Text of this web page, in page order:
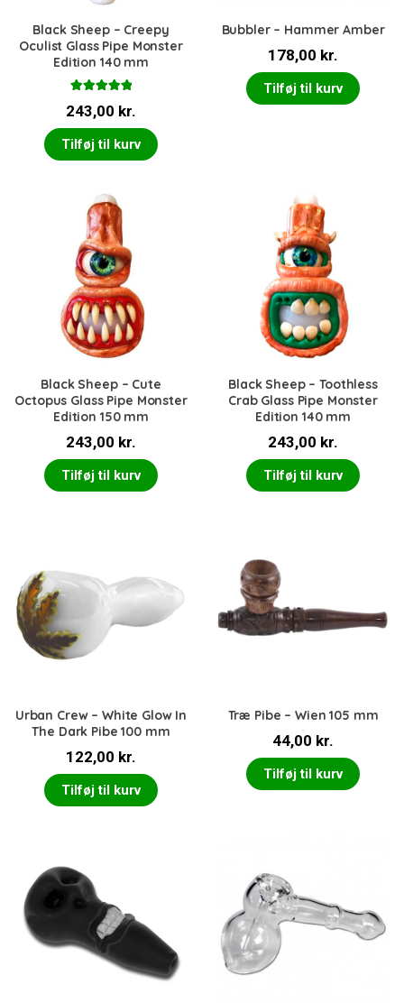
Black Sheep – Creepy
Oculist Glass Pipe Monster
Edition 140 mm
5.00ud af 5
243,00 kr.
Tilføj til kurv
Bubbler – Hammer Amber
178,00 kr.
Tilføj til kurv
Black Sheep – Cute
Octopus Glass Pipe Monster
Edition 150 mm
243,00 kr.
Tilføj til kurv
Black Sheep – Toothless
Crab Glass Pipe Monster
Edition 140 mm
243,00 kr.
Tilføj til kurv
Urban Crew – White Glow In
The Dark Pibe 100 mm
122,00 kr.
Tilføj til kurv
Træ Pibe – Wien 105 mm
44,00 kr.
Tilføj til kurv